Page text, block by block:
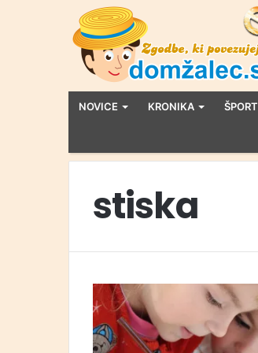
NOVICE KRONIKA ŠPORT
stiska